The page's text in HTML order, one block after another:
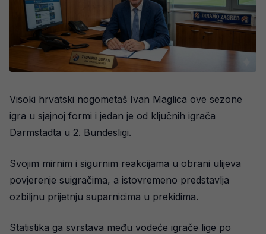
Visoki hrvatski nogometaš Ivan Maglica ove sezone
igra u sjajnoj formi i jedan je od ključnih igrača
Darmstadta u 2. Bundesligi.
Svojim mirnim i sigurnim reakcijama u obrani ulijeva
povjerenje suigračima, a istovremeno predstavlja
ozbiljnu prijetnju suparnicima u prekidima.
Statistika ga svrstava među vodeće igrače lige po